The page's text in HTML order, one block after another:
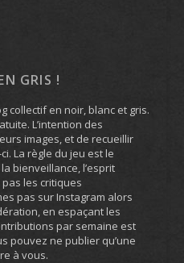
GRIS !
collectif en noir, blanc et gris.
L’intention des
images, et de recueillir
La règle du jeu est le
bienveillance, l’esprit
pas les critiques
pas sur Instagram alors
en espaçant les
par semaine est
pouvez ne publier qu’une
à vous.